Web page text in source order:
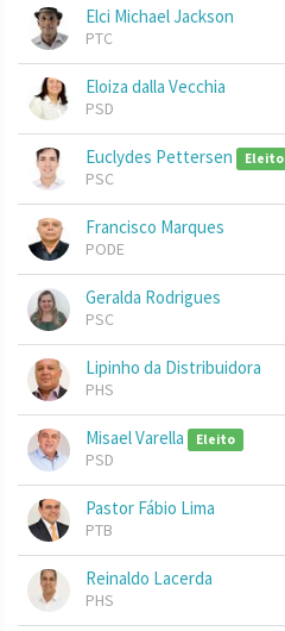
Elci Michael Jackson
PTC
Eloiza dalla Vecchia
PSD
Euclydes Pettersen Eleito
PSC
Francisco Marques
PODE
Geralda Rodrigues
PSC
Lipinho da Distribuidora
PHS
Misael Varella Eleito
PSD
Pastor Fábio Lima
PTB
Reinaldo Lacerda
PHS